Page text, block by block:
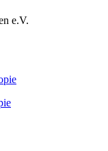
e.V.